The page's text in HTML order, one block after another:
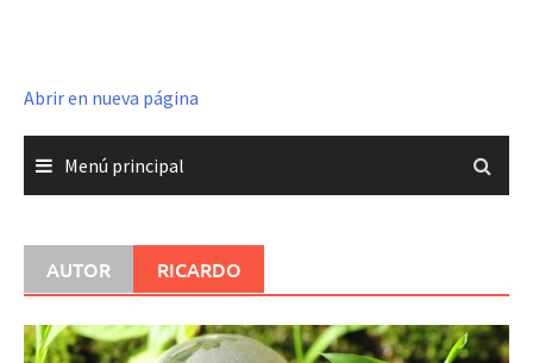
Abrir en nueva página
Menú principal
AUTOR RICARDO